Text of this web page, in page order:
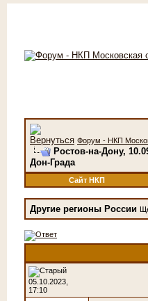
Форум - НКП
Ростов-на-Дону,
Дон-Града
Сайт НКП
Другие регионы России
05.10.2023,
17:10